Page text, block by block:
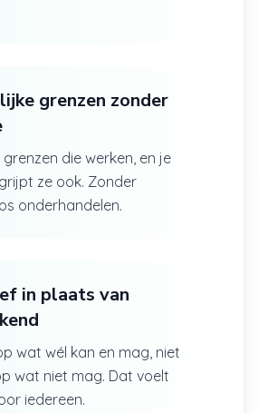
grenzen zonder
die werken, en je
ze ook. Zonder
onderhandelen.
in plaats van
wat wél kan en mag, niet
wat niet mag. Dat voelt
iedereen.